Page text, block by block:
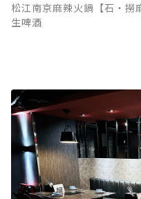
松江南京麻辣火鍋【石‧撈
生啤酒